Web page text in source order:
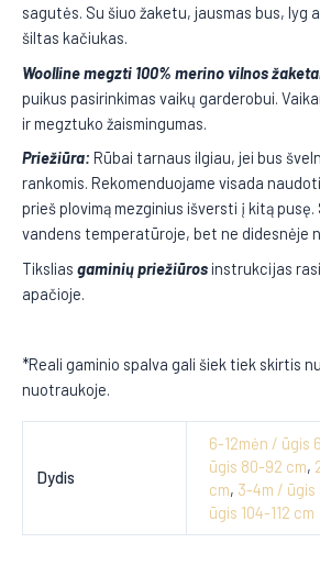
sagutės. Su šiuo žaketu, jausmas bus, lyg
šiltas kačiukas.
Woolline megzti 100% merino vilnos
puikus pasirinkimas vaikų garderobui.
ir megztuko žaismingumas.
Priežiūra: Rūbai tarnaus ilgiau, jei bus
rankomis. Rekomenduojame visada
prieš plovimą mezginius išversti į kitą pusę.
vandens temperatūroje, bet ne didesnėje
Tikslias gaminių priežiūrosinstrukcijas
apačioje.
*Reali gaminio spalva gali šiek tiek skirtis
nuotraukoje.
Dydis
6-12mėn / ūgis
ūgis 80-92 cm,
cm, 3-4m / ūgis
ūgis 104-112 cm